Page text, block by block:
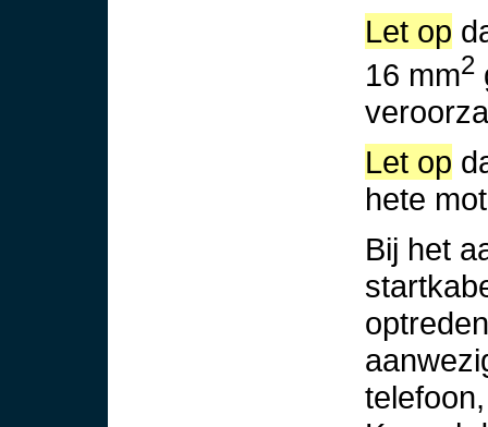
Let op
16 mm2
Let op
hete
Bij het